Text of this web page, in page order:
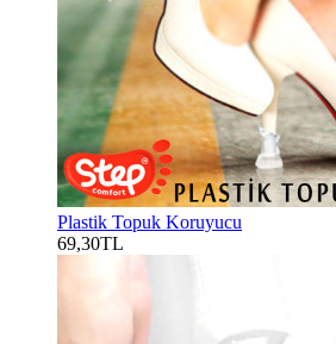
Plastik Topuk Koruyucu
69,30TL